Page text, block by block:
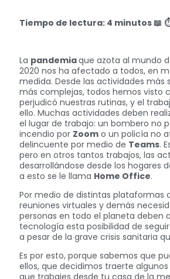
Tiempo de lectura: 4 minutos 📖
La pandemiaque azota al mundo
2020 nos ha afectado a todos, en
medida. Desde las actividades más
más complejas, todos hemos visto
perjudicó nuestras rutinas, y el
ello. Muchas actividades deben
el lugar de trabajo: un bombero no
incendio por Zoom o un policía no
delincuente por medio de Teams.
pero en otros tantos trabajos, las
desarrollándose desde los hogares
a esto se le llama Home Office.
Por medio de distintas plataformas
reuniones virtuales y demás
personas en todo el planeta deben
tecnología esta posibilidad de
a pesar de la grave crisis sanitaria
Es por esto, porque sabemos que
ellos, que decidimos traerte